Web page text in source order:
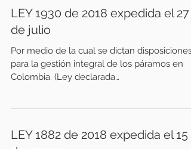
LEY 1930 de 2018 expedida el 27
de julio
Por medio de la cual se dictan disposiciones
para la gestión integral de los páramos en
Colombia. (Ley declarada
LEY 1882 de 2018 expedida el 15